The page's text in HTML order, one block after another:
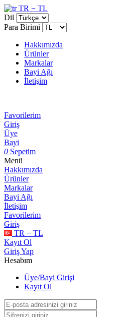
TR − TL
Dil
Para Birimi
Hakkımızda
Ürünler
Markalar
Bayi Ağı
İletişim
Favorilerim
Giriş
Üye
Bayi
0 Sepetim
Menü
Hakkımızda
Ürünler
Markalar
Bayi Ağı
İletişim
Favorilerim
Giriş
TR − TL
Kayıt Ol
Giriş Yap
Hesabım
Üye/Bayi Girişi
Kayıt Ol